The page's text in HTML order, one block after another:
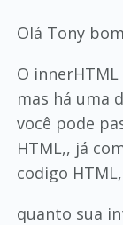
Olá Tony
O
mas há uma
você pode
HTML,, já
codigo
quanto sua